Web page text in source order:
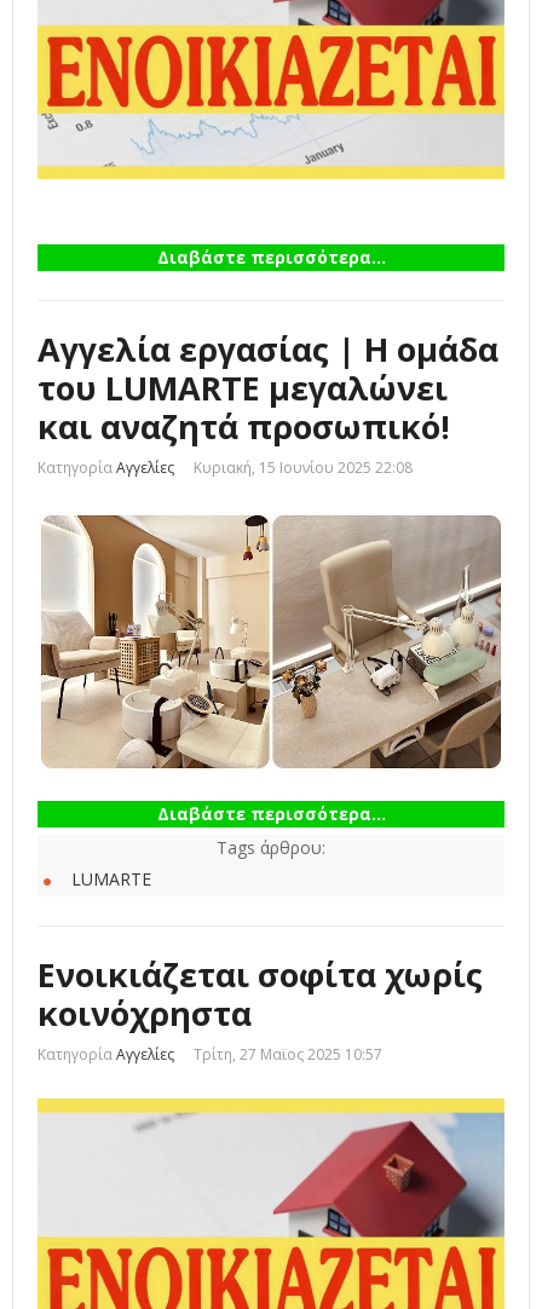
Διαβάστε περισσότερα...
Αγγελία εργασίας | Η ομάδα
του LUMARTE μεγαλώνει
και αναζητά προσωπικό!
ΚατηγορίαΑγγελίες Κυριακή, 15 Ιουνίου 2025 22:08
Διαβάστε περισσότερα...
Tags άρθρου:
LUMARTE
Ενοικιάζεται σοφίτα χωρίς
κοινόχρηστα
ΚατηγορίαΑγγελίες Τρίτη, 27 Μαϊος 2025 10:57